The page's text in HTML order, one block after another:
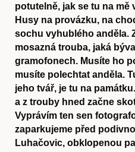
potutelně, jak se tu na mě
Husy na provázku, na
sochu vyhublého anděla.
mosazná trouba, jaká
gramofonech. Musíte ho
musíte polechtat anděla.
jeho tvář, je tu na
a z trouby hned začne
Vyprávím ten sen
zaparkujeme před
Luhačovic, obklopenou